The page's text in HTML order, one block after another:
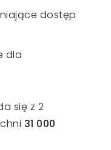
dostęp
dla
się z 2
31 000